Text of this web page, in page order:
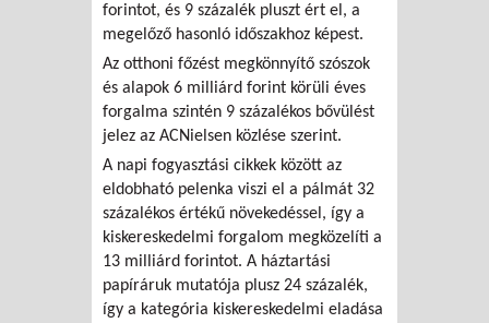
forintot, és 9 százalék pluszt ért el, a
megelőző hasonló időszakhoz képest.
Az otthoni főzést megkönnyítő szószok
és alapok 6 milliárd forint körüli éves
forgalma szintén 9 százalékos bővülést
jelez az ACNielsen közlése szerint.
A napi fogyasztási cikkek között az
eldobható pelenka viszi el a pálmát 32
százalékos értékű növekedéssel, így a
kiskereskedelmi forgalom megközelíti a
13 milliárd forintot. A háztartási
papíráruk mutatója plusz 24 százalék,
így a kategória kiskereskedelmi eladása